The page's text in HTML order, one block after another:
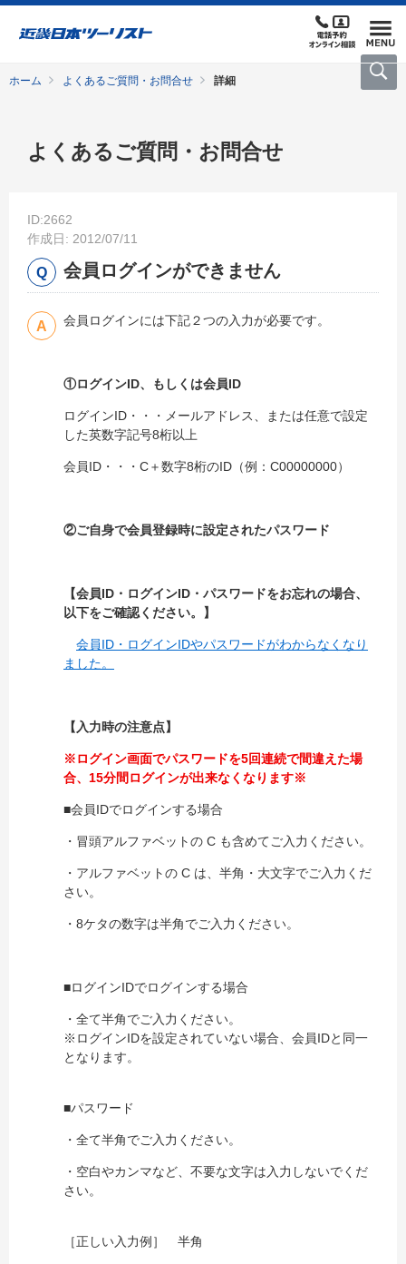
ホーム よくあるご質問・お問合せ 詳細
よくあるご質問・お問合せ
ID:2662
作成日: 2012/07/11
会員ログインができません
会員ログインには下記２つの入力が必要です。
①ログインID、もしくは会員ID
ログインID・・・メールアドレス、または任意で設定
した英数字記号8桁以上
会員ID・・・C＋数字8桁のID（例：C00000000）
②ご自身で会員登録時に設定されたパスワード
【会員ID・ログインID・パスワードをお忘れの場合、
以下をご確認ください。】
会員ID・ログインIDやパスワードがわからなくなり
ました。
【入力時の注意点】
※ログイン画面でパスワードを5回連続で間違えた場
合、15分間ログインが出来なくなります※
■会員IDでログインする場合
・冒頭アルファベットの C も含めてご入力ください。
・アルファベットの C は、半角・大文字でご入力くだ
さい。
・8ケタの数字は半角でご入力ください。
■ログインIDでログインする場合
・全て半角でご入力ください。
※ログインIDを設定されていない場合、会員IDと同一
となります。
■パスワード
・全て半角でご入力ください。
・空白やカンマなど、不要な文字は入力しないでくだ
さい。
［正しい入力例］ 半角